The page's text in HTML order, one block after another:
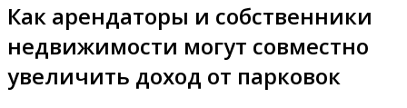
Как арендаторы и собственники
недвижимости могут совместно
увеличить доход от парковок